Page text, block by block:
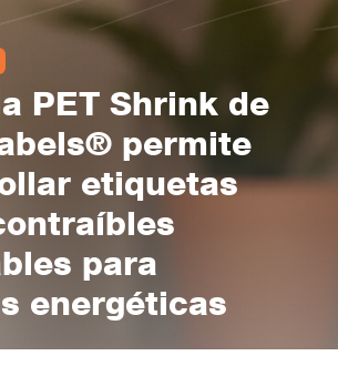
PET Shrink de
permite
etiquetas
para
energéticas